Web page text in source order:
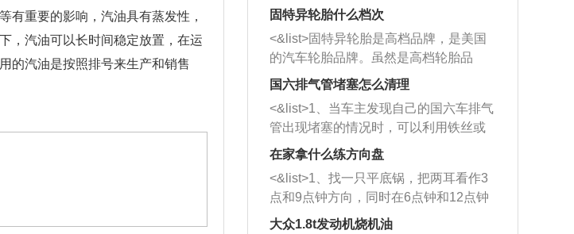
有重要的影响，汽油具有蒸发性，
，汽油可以长时间稳定放置，在运
的汽油是按照排号来生产和销售
固特异轮胎什么档次
<&list>固特异轮胎是高档品牌，是美国
的汽车轮胎品牌。虽然是高档轮胎品
牌，但是中高低端的轮胎都有生产，这
也是为了更好的开拓市场。
国六排气管堵塞怎么清理
<&list>1、当车主发现自己的国六车排气
管出现堵塞的情况时，可以利用铁丝或
者是细棍，直接将杂物给取出来，如果
堵塞情况比较严重，也可以采取应急措
施。 <&list>2、直接利用木棍将所有的
杂物推到排气管里面的位置处，然后将
三元催化器拆解开，就可以将堵塞的东
在家拿什么练方向盘
<&list>1、找一只平底锅，把两耳看作3
点和9点钟方向，同时在6点钟和12点钟
方向做一个标记。 <&list>2、双手握住
大众1.8t发动机烧机油